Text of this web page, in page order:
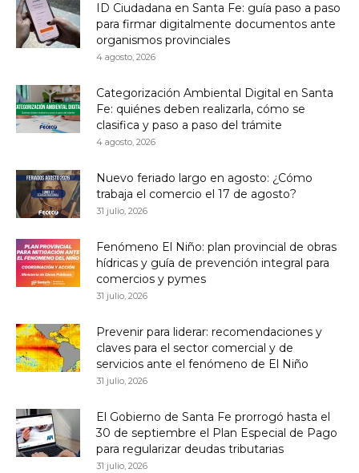
ID Ciudadana en Santa Fe: guía paso a paso
para firmar digitalmente documentos ante
organismos provinciales
4 agosto, 2026
Categorización Ambiental Digital en Santa
Fe: quiénes deben realizarla, cómo se
clasifica y paso a paso del trámite
4 agosto, 2026
Nuevo feriado largo en agosto: ¿Cómo
trabaja el comercio el 17 de agosto?
31 julio, 2026
Fenómeno El Niño: plan provincial de obras
hídricas y guía de prevención integral para
comercios y pymes
31 julio, 2026
Prevenir para liderar: recomendaciones y
claves para el sector comercial y de
servicios ante el fenómeno de El Niño
31 julio, 2026
El Gobierno de Santa Fe prorrogó hasta el
30 de septiembre el Plan Especial de Pago
para regularizar deudas tributarias
31 julio, 2026